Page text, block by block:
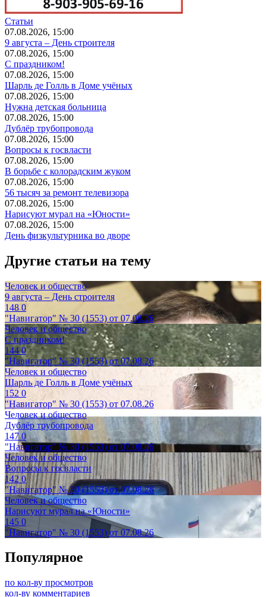
Статьи
07.08.2026, 15:00
9 августа – День строителя
07.08.2026, 15:00
С праздником!
07.08.2026, 15:00
Шарль де Голль в Доме учёных
07.08.2026, 15:00
Нужна детская больница
07.08.2026, 15:00
Дублёр трубопровода
07.08.2026, 15:00
Вопросы к госвласти
07.08.2026, 15:00
В борьбе с колорадским жуком
07.08.2026, 15:00
56 тысяч за ремонт телевизора
07.08.2026, 15:00
Нарисуют мурал на «Юности»
07.08.2026, 15:00
День физкультурника во дворе
Другие статьи на тему
Человек и общество
9 августа – День строителя
1480
"Навигатор" № 30 (1553) от 07.08.26
Человек и общество
С праздником!
1440
"Навигатор" № 30 (1553) от 07.08.26
Человек и общество
Шарль де Голль в Доме учёных
152 0
"Навигатор" № 30 (1553) от 07.08.26
Человек и общество
Дублёр трубопровода
1470
"Навигатор" № 30 (1553) от 07.08.26
Человек и общество
Вопросы к госвласти
1420
"Навигатор" № 30 (1553) от 07.08.26
Человек и общество
Нарисуют мурал на «Юности»
145 0
"Навигатор" № 30 (1553) от 07.08.26
Популярное
по кол-ву просмотров
кол-ву комментариев